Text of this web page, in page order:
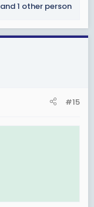
and 1 other person
#15